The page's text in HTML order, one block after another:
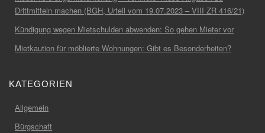
Drittmitteln machen (BGH, Urteil vom 19.07.2023 – VIII ZR 416/21)
Kündigung wegen Mietschulden abwenden: So gehen Mieter vor
Mietkaution für möblierte Wohnungen: Gibt es Besonderheiten?
KATEGORIEN
Allgemein
Bürgschaft